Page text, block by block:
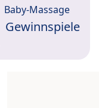
Baby-Massage
Gewinnspiele